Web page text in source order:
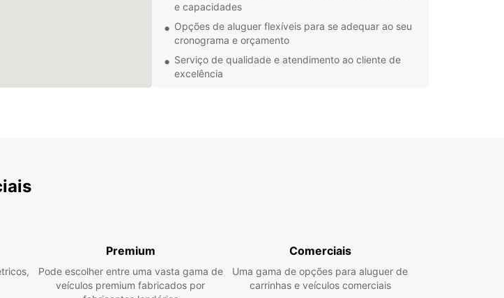
e capacidades
Opções de aluguer flexíveis para se adequar ao seu
cronograma e orçamento
Serviço de qualidade e atendimento ao cliente de
excelência
Premium
Pode escolher entre uma vasta gama de
veículos premium fabricados por
Comerciais
Uma gama de opções para aluguer de
carrinhas e veículos comerciais